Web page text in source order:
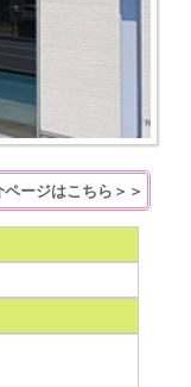
ページはこちら＞＞